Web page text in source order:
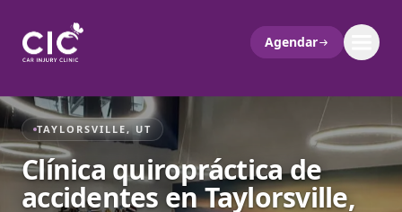
Agendar
TAYLORSVILLE, UT
Clínica quiropráctica de
accidentes en Taylorsville,